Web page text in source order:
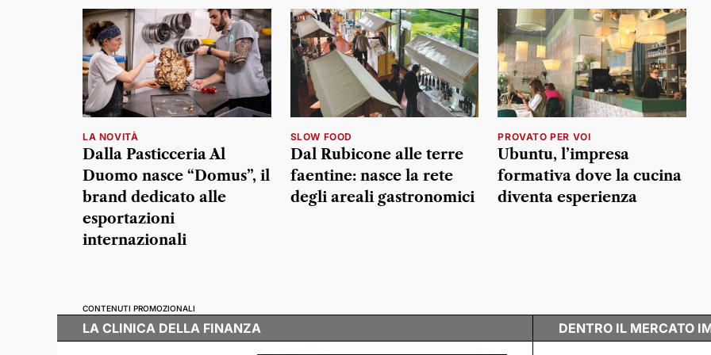
LA NOVITÀ
Dalla Pasticceria Al
Duomo nasce “Domus”, il
brand dedicato alle
esportazioni
internazionali
SLOW FOOD
Dal Rubicone alle terre
faentine: nasce la rete
degli areali gastronomici
PROVATO PER VOI
Ubuntu, l’impresa
formativa dove la cucina
diventa esperienza
CONTENUTI PROMOZIONALI
LA CLINICA DELLA FINANZA DENTRO IL MERCATO